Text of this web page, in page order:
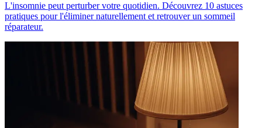
L'insomnie peut perturber votre quotidien. Découvrez 10 astuces
pratiques pour l'éliminer naturellement et retrouver un sommeil
réparateur.